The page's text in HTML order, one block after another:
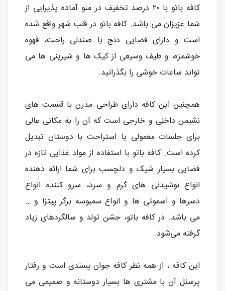
کافه باتو با ۲۰ درصد تخفیف در منو آماده پذیرایی از
شما عزیزان می باشد. کافه باتو در قلب شهر واقع شده
است و دارای فضایی دنج با صندلی راحت، قهوه
خوشمزه، و طیف وسیعی از کیک ها و شیرینی ها می
تواند ساعات خوشی را بگذرانید.
همچنین این کافه دارای طراحی مدرن با قسمت های
نشیمن داخلی و خارجی است که آن را به مکانی عالی
برای جلسات معمولی یا استراحت با دوستان تبدیل
کرده است. کافه باتو با استفاده از مواد غذایی تازه در
فضایی بسیار شیک و دلچسب برای شما ارائه دهنده
انواع نوشیدنی های گرم و سرد، سرو کننده انواع
دسرها و اسموتی ها و انواع سمبوسه برگر پیتزا و …
می باشد. در کافه باتو، جشن تولد و سالگردهای زیاد
گرفته می‌شود.
این کافه ، از همه نظر کافه جوان پسندی است و رفتار
پرسنل آن با مشتری ها بسیار دوستانه و صمیمی می